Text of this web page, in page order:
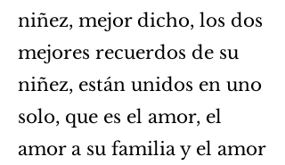
niñez, mejor dicho, los dos
mejores recuerdos de su
niñez, están unidos en uno
solo, que es el amor, el
amor a su familia y el amor